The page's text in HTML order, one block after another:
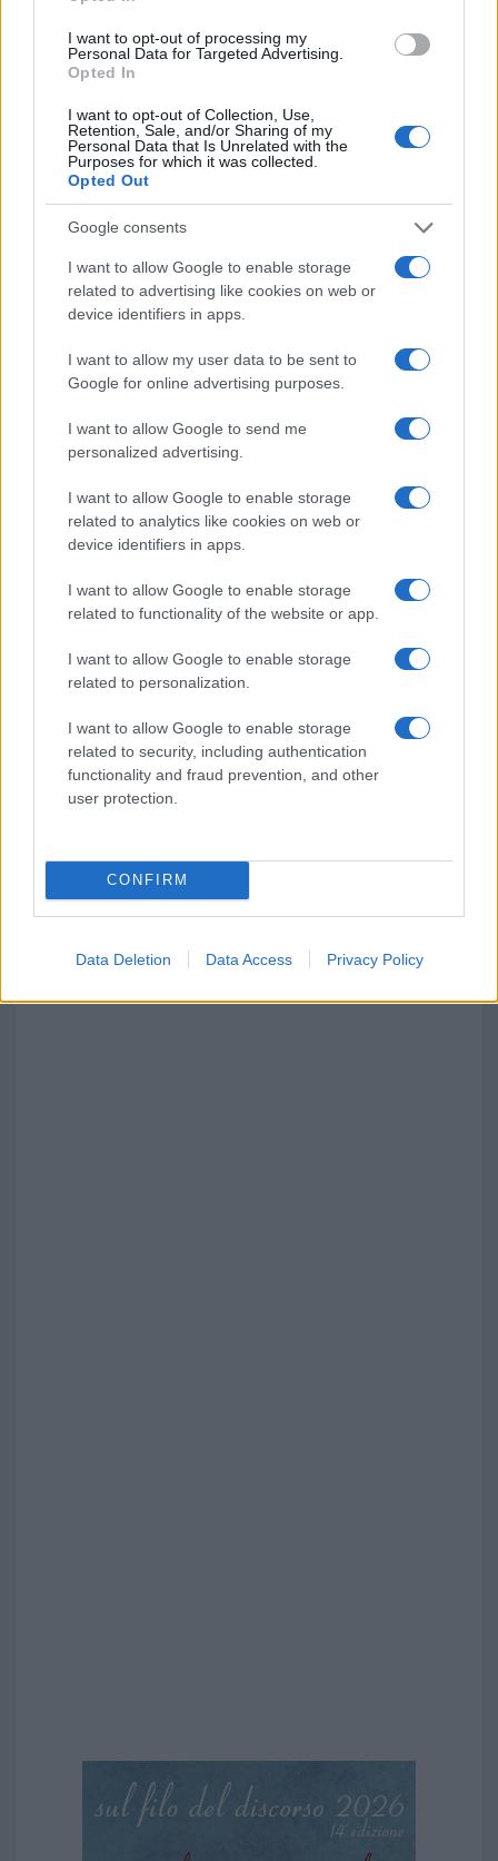
I want to opt-out of processing my
Personal Data for Targeted Advertising.
Opted In
I want to opt-out of Collection, Use,
Retention, Sale, and/or Sharing of my
Personal Data that Is Unrelated with the
Purposes for which it was collected.
Opted Out
Google consents
I want to allow Google to enable storage
related to advertising like cookies on web or
device identifiers in apps.
I want to allow my user data to be sent to
Google for online advertising purposes.
I want to allow Google to send me
personalized advertising.
I want to allow Google to enable storage
related to analytics like cookies on web or
device identifiers in apps.
I want to allow Google to enable storage
related to functionality of the website or app.
I want to allow Google to enable storage
related to personalization.
I want to allow Google to enable storage
related to security, including authentication
functionality and fraud prevention, and other
user protection.
CONFIRM
Data Deletion Data Access Privacy Policy
F
a
ce
b
o
o
T
w
it
te
r
Pi
n
te
re
st
W
h
at
s
A
p
p
S
h
a
re
Articolo precedente
Prossimo articolo
NOTIZIE RECENTI
“Sul filo del discorso”: sold out ad Olbia per il
reading su Atzeni
La Maddalena, festa per i 30 anni del Diving
center di Tegge
Esce di strada con l’auto ad Arzachena: ferito il
conducente
Turiste si perdono a Tavolara: salvate dai vigili
del fuoco
Meteo Olbia 6 agosto, migliora il tempo in
Incidente Olbia, poliziotto in vacanza salva 6
persone: due bimbi tra i feriti
Red Valley Festival, musica no-stop a Olbia fino
alle 5